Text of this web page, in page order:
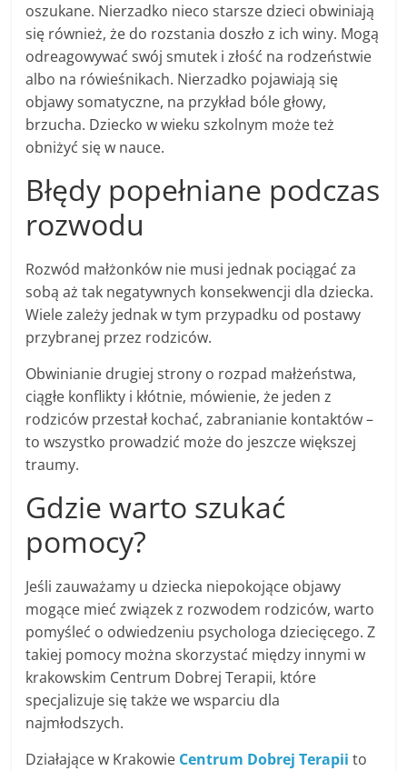
oszukane. Nierzadko nieco starsze dzieci obwiniają
się również, że do rozstania doszło z ich winy. Mogą
odreagowywać swój smutek i złość na rodzeństwie
albo na rówieśnikach. Nierzadko pojawiają się
objawy somatyczne, na przykład bóle głowy,
brzucha. Dziecko w wieku szkolnym może też
obniżyć się w nauce.
Błędy popełniane podczas
rozwodu
Rozwód małżonków nie musi jednak pociągać za
sobą aż tak negatywnych konsekwencji dla dziecka.
Wiele zależy jednak w tym przypadku od postawy
przybranej przez rodziców.
Obwinianie drugiej strony o rozpad małżeństwa,
ciągłe konflikty i kłótnie, mówienie, że jeden z
rodziców przestał kochać, zabranianie kontaktów –
to wszystko prowadzić może do jeszcze większej
traumy.
Gdzie warto szukać
pomocy?
Jeśli zauważamy u dziecka niepokojące objawy
mogące mieć związek z rozwodem rodziców, warto
pomyśleć o odwiedzeniu psychologa dziecięcego. Z
takiej pomocy można skorzystać między innymi w
krakowskim Centrum Dobrej Terapii, które
specjalizuje się także we wsparciu dla
najmłodszych.
Działające w Krakowie Centrum Dobrej Terapii to